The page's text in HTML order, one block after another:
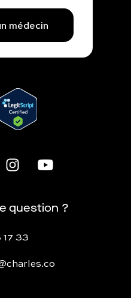
médecin
question ?
17 33